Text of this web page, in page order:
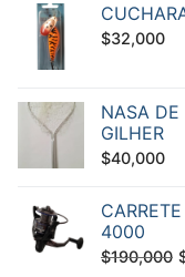
$32,000
NASA DE
GILHER
$40,000
4000
$190,000